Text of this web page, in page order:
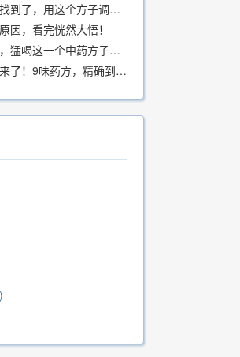
口臭的根源找到了，用这个方子调理，21天口吐芬芳！
因，看完恍然大悟！
胃火旺口臭，猛喝这一个中药方子就好了！
口臭的克星来了！9味药方，精确到克、药食同源、安全有效，速看！